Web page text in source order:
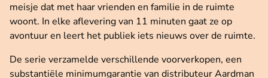
meisje dat met haar vrienden en familie in de ruimte
woont. In elke aflevering van 11 minuten gaat ze op
avontuur en leert het publiek iets nieuws over de ruimte.
De serie verzamelde verschillende voorverkopen, een
substantiële minimumgarantie van distributeur Aardman